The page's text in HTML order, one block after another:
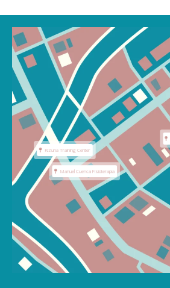
Kizuna Training Center
Manuel Cuenca Fisioterapia